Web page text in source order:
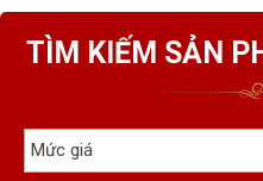
TÌM KIẾM SẢN
Mức giá